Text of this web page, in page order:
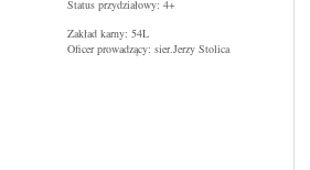
Status przydziałowy: 4+
Zakład karny: 54L
Oficer prowadzący: sier.Jerzy Stolica